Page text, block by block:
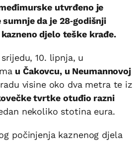
utvrđeno je
da je 28‑godišnji
djelo teške krađe.
10. lipnja, u
u Čakovcu, u Neumannovoj
visine oko dva metra te iz
tvrtke otuđio razni
nekoliko stotina eura.
počinjenja kaznenog djela